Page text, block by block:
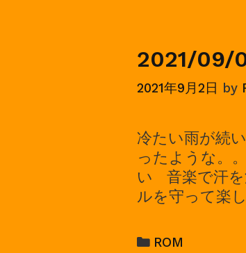
2021/09/
2021年9月2日 by
冷たい雨が続
ったような。
い 音楽で汗
ルを守って楽
Categories
ROM